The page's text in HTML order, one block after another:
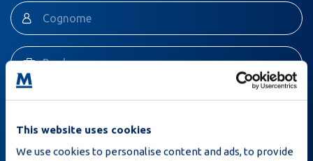
This website uses cookies
We use cookies to personalise content and ads, to provide